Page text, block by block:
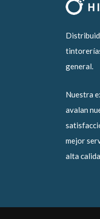
general.
Nuestra
avalan
mejor
alta